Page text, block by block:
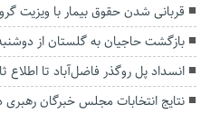
قربانی شدن حقوق بیمار با ویزیت
بازگشت حاجیان به گلستان از
انسداد پل روگذر فاضل‌آباد تا اطلاع
نتایج انتخابات مجلس خبرگان